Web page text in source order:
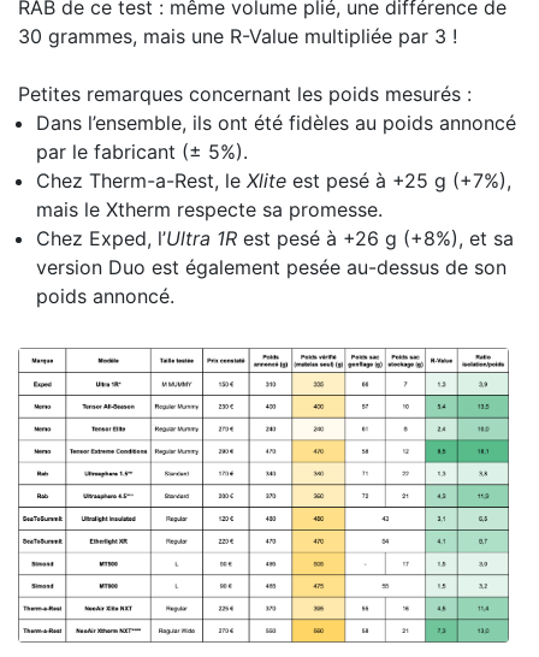
RAB de ce test : même volume plié, une différence de
30 grammes, mais une R-Value multipliée par 3 !
Petites remarques concernant les poids mesurés :
Dans l’ensemble, ils ont été fidèles au poids annoncé
par le fabricant (± 5%).
Chez Therm-a-Rest, le Xlite est pesé à +25 g (+7%),
mais le Xtherm respecte sa promesse.
Chez Exped, l’Ultra 1R est pesé à +26 g (+8%), et sa
version Duo est également pesée au-dessus de son
poids annoncé.